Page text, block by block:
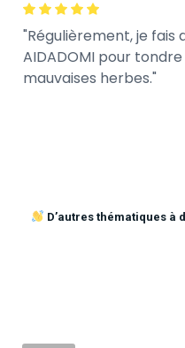
Régulièrement, je fais
AIDADOMI pour
mauvaises herbes.
D’autres thématiques à